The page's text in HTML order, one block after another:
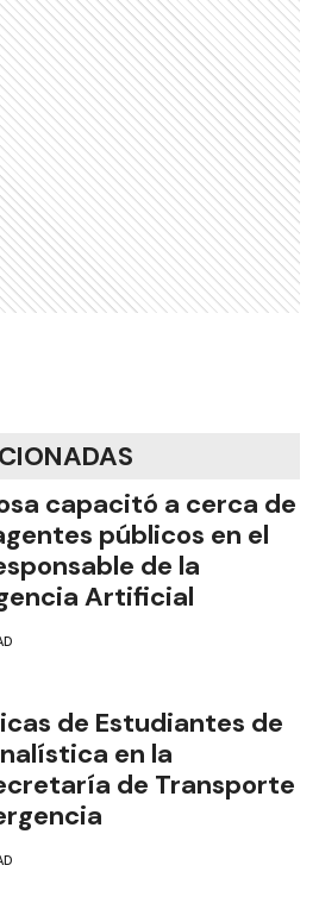
capacitó a cerca de
públicos en el
de la
Artificial
de Estudiantes de
en la
de Transporte